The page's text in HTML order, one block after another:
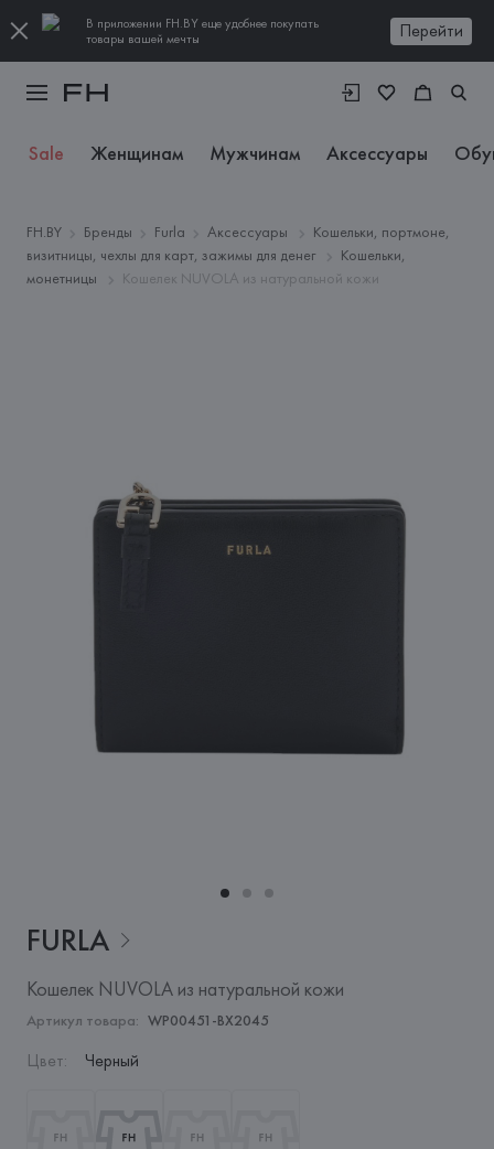
В приложении FH.BY еще удобнее покупать
товары вашей мечты
Перейти
Sale Женщинам Мужчинам Аксессуары
FH.BY Бренды Furla Аксессуары
Кошельки, портмоне,
визитницы, чехлы для карт, зажимы для денег
Кошельки,
монетницы
Кошелек NUVOLA из натуральной кожи
FURLA
Кошелек NUVOLA из натуральной кожи
Артикул товара: WP00451-BX2045
Цвет: Черный